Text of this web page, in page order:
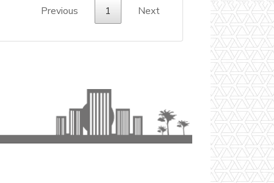
Previous 1 Next